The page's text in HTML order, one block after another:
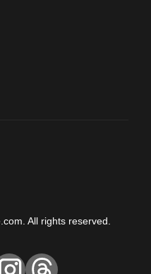
All rights reserved.